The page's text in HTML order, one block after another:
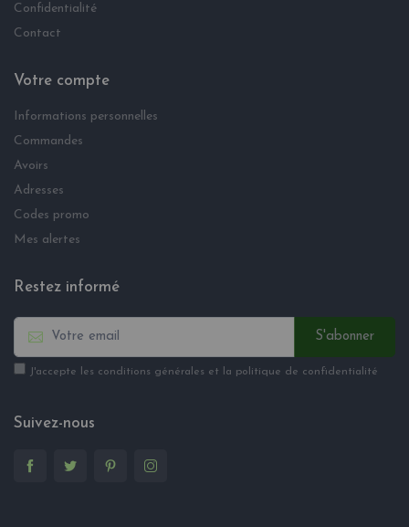
Confidentialité
Contact
Votre compte
Informations personnelles
Commandes
Avoirs
Adresses
Codes promo
Mes alertes
Restez informé
S'abonner
J'accepte les conditions générales et la politique de confidentialité
Suivez-nous